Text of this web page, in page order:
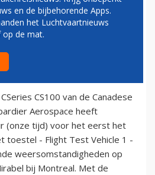
KIEST VOOR
CS100 van de Canadese
Aerospace heeft
(onze tijd) voor het eerst het
toestel - Flight Test Vehicle 1 -
weersomstandigheden op
bij Montreal. Met de
en de bijbehorende Apps.
het Luchtvaartnieuws
op de mat.